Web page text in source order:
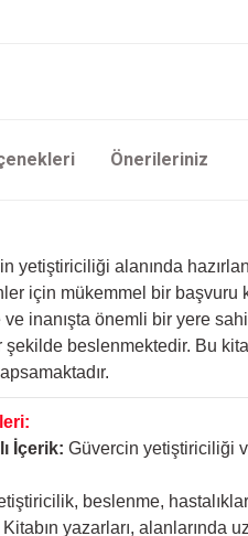
Önerileriniz
yetiştiriciliği alanında
için mükemmel bir başvuru
inanışta önemli bir yere
şekilde beslenmektedir. Bu
İçerik: Güvercin yetiştiriciliği
beslenme,
Kitabın yazarları, alanlarında